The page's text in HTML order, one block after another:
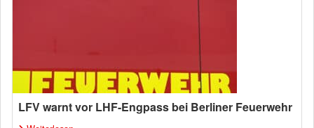
LFV warnt vor LHF-Engpass bei Berliner Feuerwehr